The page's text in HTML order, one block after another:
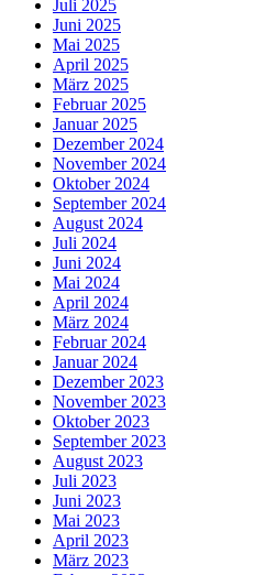
Juli 2025
Juni 2025
Mai 2025
April 2025
März 2025
Februar 2025
Januar 2025
Dezember 2024
November 2024
Oktober 2024
September 2024
August 2024
Juli 2024
Juni 2024
Mai 2024
April 2024
März 2024
Februar 2024
Januar 2024
Dezember 2023
November 2023
Oktober 2023
September 2023
August 2023
Juli 2023
Juni 2023
Mai 2023
April 2023
März 2023